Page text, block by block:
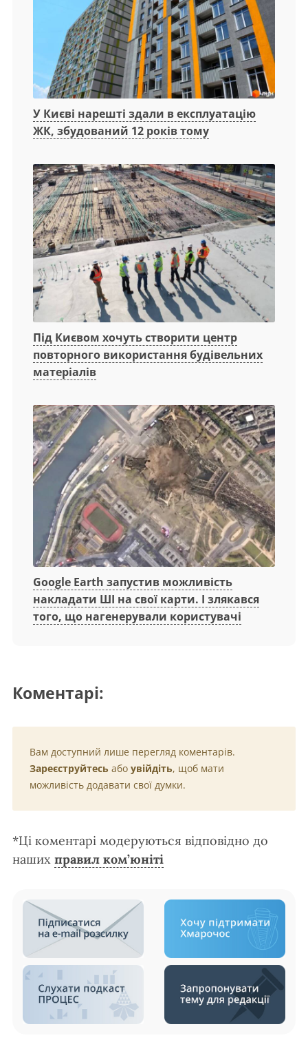
У Києві нарешті здали в експлуатацію
ЖК, збудований 12 років тому
Під Києвом хочуть створити центр
повторного використання будівельних
матеріалів
Google Earth запустив можливість
накладати ШІ на свої карти. І злякався
того, що нагенерували користувачі
Коментарі:
Вам доступний лише перегляд коментарів.
Зареєструйтесь або увійдіть, щоб мати
можливість додавати свої думки.
*Ці коментарі модеруються відповідно до
наших правил ком’юніті